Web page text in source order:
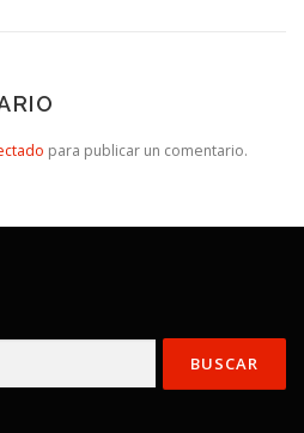
para publicar un comentario.